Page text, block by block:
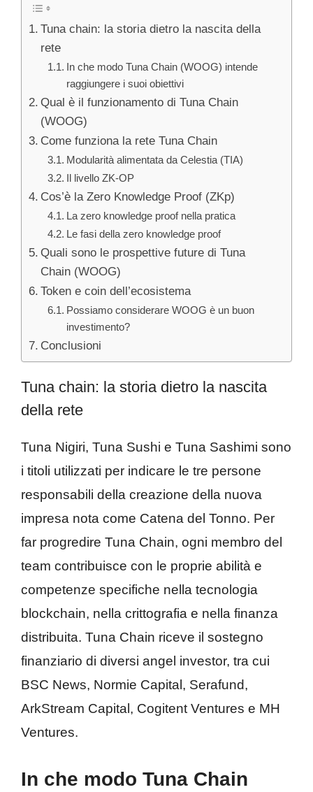
Tuna chain: la storia dietro la nascita della
rete
In che modo Tuna Chain (WOOG) intende
raggiungere i suoi obiettivi
Qual è il funzionamento di Tuna Chain
(WOOG)
Come funziona la rete Tuna Chain
Modularità alimentata da Celestia (TIA)
Il livello ZK-OP
Cos’è la Zero Knowledge Proof (ZKp)
La zero knowledge proof nella pratica
Le fasi della zero knowledge proof
Quali sono le prospettive future di Tuna
Chain (WOOG)
Token e coin dell’ecosistema
Possiamo considerare WOOG è un buon
investimento?
Conclusioni
Tuna chain: la storia dietro la nascita
della rete
Tuna Nigiri, Tuna Sushi e Tuna Sashimi sono
i titoli utilizzati per indicare le tre persone
responsabili della creazione della nuova
impresa nota come Catena del Tonno. Per
far progredire Tuna Chain, ogni membro del
team contribuisce con le proprie abilità e
competenze specifiche nella tecnologia
blockchain, nella crittografia e nella finanza
distribuita. Tuna Chain riceve il sostegno
finanziario di diversi angel investor, tra cui
BSC News, Normie Capital, Serafund,
ArkStream Capital, Cogitent Ventures e MH
Ventures.
In che modo Tuna Chain